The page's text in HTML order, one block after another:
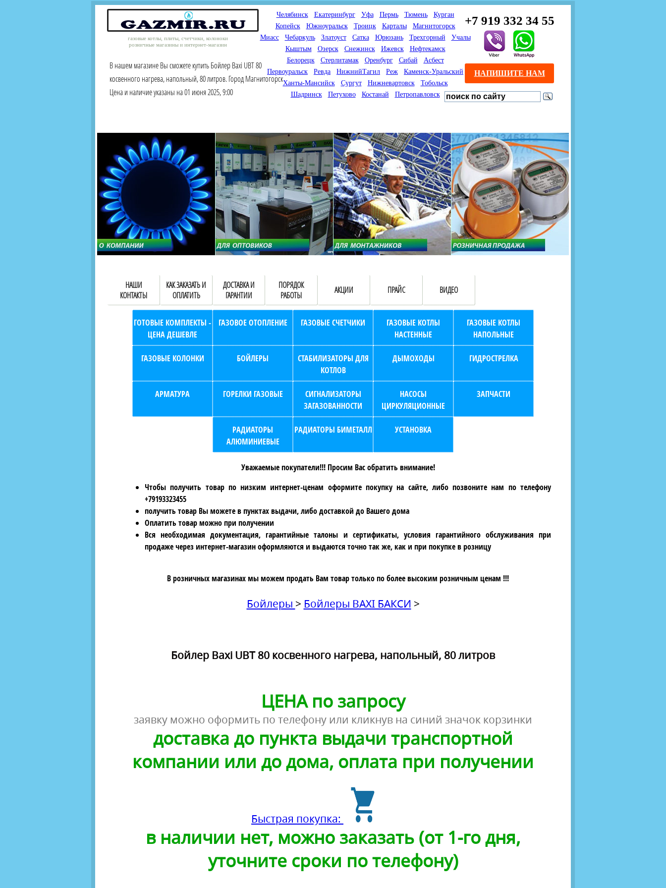
газовые котлы, плиты, счетчики, колоноки
розничные магазины и интернет-магазин
+7 919 332 34 55
Челябинск Екатеринбург Уфа Пермь Тюмень
Курган
Копейск
Южноуральск Троицк Карталы
Магнитогорск
Миасс
Чебаркуль Златоуст Сатка Юрюзань Трехгорный
Учалы
Кыштым
Озерск Снежинск Ижевск
Нефтекамск
Белорецк
Стерлитамак Оренбург Сибай
Асбест
Первоуральск
Ревда НижнийТагил Реж
Каменск-Уральский
Ханты-Мансийск
Сургут Нижневартовск
Тобольск
Шадринск
Петухово Костанай Петропавловск
В нашем магазине Вы сможете купить Бойлер Baxi UBT 80
косвенного нагрева, напольный, 80 литров. Город Магнитогорск
Цена и наличие указаны на 01 июня 2025, 9:00
НАПИШИТЕ НАМ
Мы продаем газовые котлы
для отопления,
водонагреватели, счетчики
газа с доставкой по городам
России и Казахстана
Мы специализируемся на
снабжении магазинов
газового оборудования.
Предлагаем полный
ассортимент товара для
открытия магазина газового
оборудования в Вашем
городе. Мы знаем что будет
продаваться.
Предлагаем взаимовыгодное
сотрудничество
монтажникам газового
оборудования. Если Вы
занимаетесь установкой
газового оборудования, мы
предлагаем Вам оптовые
цены и документарное
сопровождение Ваших
продаж (берем всю
бухгалтерию "на себя")
НАШИ
КОНТАКТЫ
КАК ЗАКАЗАТЬ И
ОПЛАТИТЬ
ДОСТАВКА И
ГАРАНТИИ
ПОРЯДОК
РАБОТЫ
АКЦИИ ПРАЙС ВИДЕО
ГОТОВЫЕ КОМПЛЕКТЫ -
ЦЕНА ДЕШЕВЛЕ
ГАЗОВОЕ ОТОПЛЕНИЕ ГАЗОВЫЕ СЧЕТЧИКИ
ГАЗОВЫЕ КОТЛЫ
НАСТЕННЫЕ
ГАЗОВЫЕ КОТЛЫ
НАПОЛЬНЫЕ
ГАЗОВЫЕ КОЛОНКИ БОЙЛЕРЫ
СТАБИЛИЗАТОРЫ ДЛЯ
КОТЛОВ
ДЫМОХОДЫ ГИДРОСТРЕЛКА
АРМАТУРА ГОРЕЛКИ ГАЗОВЫЕ
СИГНАЛИЗАТОРЫ
ЗАГАЗОВАННОСТИ
НАСОСЫ
ЦИРКУЛЯЦИОННЫЕ
ЗАПЧАСТИ
РАДИАТОРЫ
АЛЮМИНИЕВЫЕ
РАДИАТОРЫ БИМЕТАЛЛ УСТАНОВКА
Уважаемые покупатели!!! Просим Вас обратить внимание!
Чтобы получить товар по низким интернет-ценам оформите покупку на сайте, либо позвоните нам по телефону
+79193323455
получить товар Вы можете в пунктах выдачи, либо доставкой до Вашего дома
Оплатить товар можно при получении
Вся необходимая документация, гарантийные талоны и сертификаты, условия гарантийного обслуживания при
продаже через интернет-магазин оформляются и выдаются точно так же, как и при покупке в розницу
В розничных магазинах мы можем продать Вам товар только по более высоким розничным ценам !!!
Бойлеры > Бойлеры BAXI БАКСИ >
Бойлер Baxi UBT 80 косвенного нагрева, напольный, 80 литров
ЦЕНА по запросу
заявку можно оформить по телефону или кликнув на синий значок корзинки
доставка до пункта выдачи транспортной
компании или до дома, оплата при получении
Быстрая покупка:
в наличии нет, можно заказать (от 1-го дня,
уточните сроки по телефону)